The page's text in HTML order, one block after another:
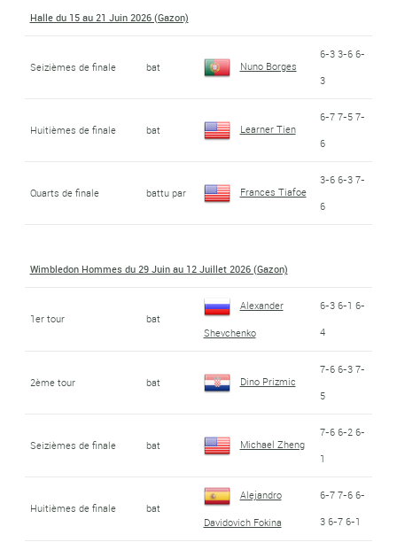
Halle du 15 au 21 Juin 2026 (Gazon)
Seizièmes de finale bat Nuno Borges
6-3 3-6 6-
3
Huitièmes de finale bat Learner Tien
6-7 7-5 7-
6
Quarts de finale battu par Frances Tiafoe
3-6 6-3 7-
6
Wimbledon Hommes du 29 Juin au 12 Juillet 2026 (Gazon)
1er tour bat
Alexander
Shevchenko
6-3 6-1 6-
4
2ème tour bat Dino Prizmic
7-6 6-3 7-
5
Seizièmes de finale bat Michael Zheng
7-6 6-2 6-
1
Huitièmes de finale bat
Alejandro
Davidovich Fokina
6-7 7-6 6-
3 6-7 6-1